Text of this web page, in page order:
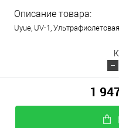
Описание товара:
Uyue, UV-1,
1